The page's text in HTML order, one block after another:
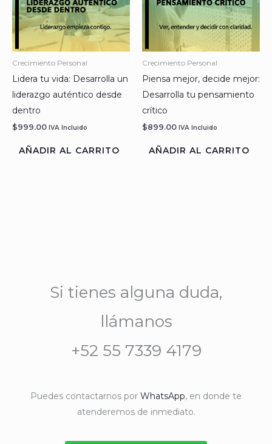
Crecimiento Personal
Lidera tu vida: Desarrolla un
liderazgo auténtico desde
dentro
$999.00 IVA Incluido
AÑADIR AL CARRITO
Crecimiento Personal
Piensa mejor, decide mejor:
Desarrolla tu pensamiento
crítico
$899.00 IVA Incluido
AÑADIR AL CARRITO
Si tienes alguna duda,
llámanos
+52 55 7339 4179
Puedes contactarnos por WhatsApp, en donde te
atenderemos de inmediato.